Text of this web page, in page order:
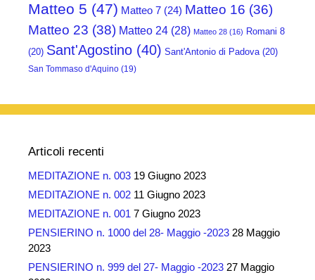
Matteo 5 (47) Matteo 7 (24) Matteo 16 (36)
Matteo 23 (38) Matteo 24 (28) Matteo 28 (16) Romani 8
(20) Sant'Agostino (40) Sant'Antonio di Padova(20)
San Tommaso d'Aquino (19)
Articoli recenti
MEDITAZIONE n. 003 19 Giugno 2023
MEDITAZIONE n. 002 11 Giugno 2023
MEDITAZIONE n. 001 7 Giugno 2023
PENSIERINO n. 1000 del 28- Maggio -2023 28 Maggio
2023
PENSIERINO n. 999 del 27- Maggio -2023 27 Maggio